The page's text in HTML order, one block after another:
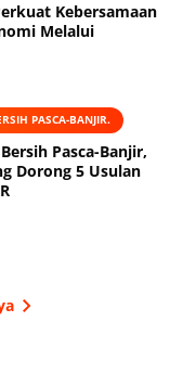
Kebersamaan
Melalui
PASCA-BANJIR.
Pasca-Banjir,
Dorong 5 Usulan